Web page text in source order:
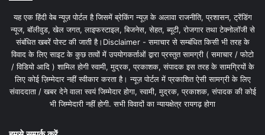
यह एक हिंदी वेब न्यूज़ पोर्टल है जिसमें ब्रेकिंग न्यूज़ के अलावा राजनीति, प्रशासन, ट्रेंडिंग
न्यूज, बॉलीवुड, खेल जगत, लाइफस्टाइल, बिजनेस, सेहत, ब्यूटी, रोजगार तथा टेक्नोलॉजी से
संबंधित खबरें पोस्ट की जाती है।Disclaimer - समाचार से सम्बंधित किसी भी तरह के
विवाद के लिए साइट के कुछ तत्वों में उपयोगकर्ताओं द्वारा प्रस्तुत सामग्री ( समाचार / फोटो
/ विडियो आदि ) शामिल होगी स्वामी, मुद्रक, प्रकाशक, संपादक इस तरह के सामग्रियों के
लिए कोई ज़िम्मेदार नहीं स्वीकार करता है। न्यूज़ पोर्टल में प्रकाशित ऐसी सामग्री के लिए
संवाददाता / खबर देने वाला स्वयं जिम्मेदार होगा, स्वामी, मुद्रक, प्रकाशक, संपादक की कोई
भी जिम्मेदारी नहीं होगी. सभी विवादों का न्यायक्षेत्र रायगढ़ होगा